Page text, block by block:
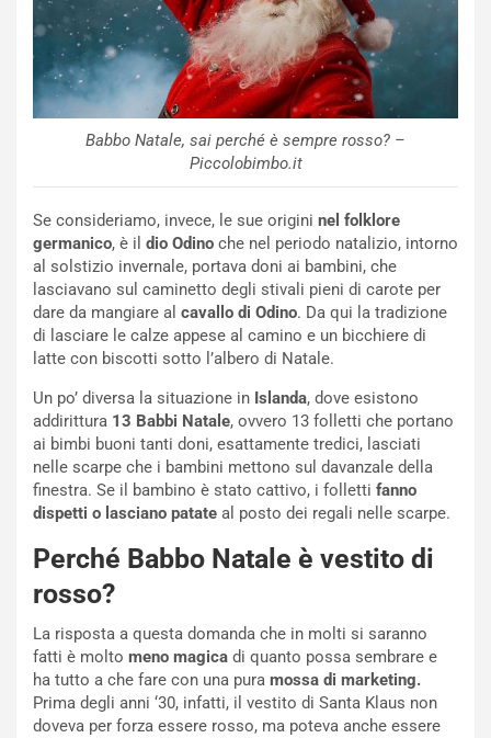
Babbo Natale, sai perché è sempre rosso? –
Piccolobimbo.it
Se consideriamo, invece, le sue origini nel folklore
germanico, è il dio Odino che nel periodo natalizio, intorno
al solstizio invernale, portava doni ai bambini, che
lasciavano sul caminetto degli stivali pieni di carote per
dare da mangiare al cavallo di Odino. Da qui la tradizione
di lasciare le calze appese al camino e un bicchiere di
latte con biscotti sotto l’albero di Natale.
Un po’ diversa la situazione in Islanda, dove esistono
addirittura 13 Babbi Natale, ovvero 13 folletti che portano
ai bimbi buoni tanti doni, esattamente tredici, lasciati
nelle scarpe che i bambini mettono sul davanzale della
finestra. Se il bambino è stato cattivo, i folletti fanno
dispetti o lasciano patate al posto dei regali nelle scarpe.
Perché Babbo Natale è vestito di
rosso?
La risposta a questa domanda che in molti si saranno
fatti è molto meno magica di quanto possa sembrare e
ha tutto a che fare con una pura mossa di marketing.
Prima degli anni ‘30, infatti, il vestito di Santa Klaus non
doveva per forza essere rosso, ma poteva anche essere